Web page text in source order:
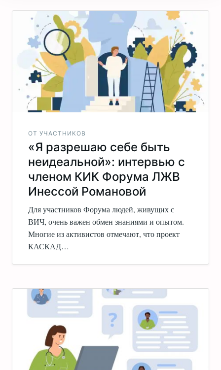
ОТ УЧАСТНИКОВ
«Я разрешаю себе быть
неидеальной»: интервью с
членом КИК Форума ЛЖВ
Инессой Романовой
Для участников Форума людей, живущих с
ВИЧ, очень важен обмен знаниями и опытом.
Многие из активистов отмечают, что проект
КАСКАД…